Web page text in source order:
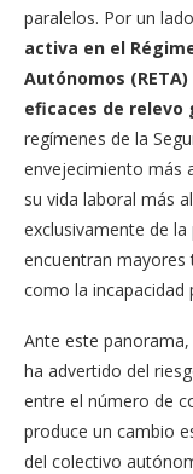
paralelos. Por un
activa en el
Autónomos (RETA)
eficaces de relevo
regímenes de la
envejecimiento más
su vida laboral más
exclusivamente de
encuentran mayores
como la incapacidad
Ante este
ha advertido del
entre el número de
produce un cambio
del colectivo